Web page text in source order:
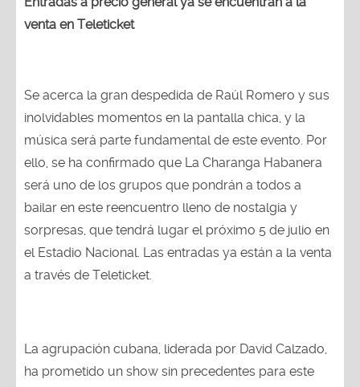
venta en Teleticket
inolvidables momentos en la pantalla chica, y la
música será parte fundamental de este evento. Por
ello, se ha confirmado que La Charanga Habanera
será uno de los grupos que pondrán a todos a
bailar en este reencuentro lleno de nostalgia y
sorpresas, que tendrá lugar el próximo 5 de julio en
el Estadio Nacional. Las entradas ya están a la venta
a través de Teleticket.
ha prometido un show sin precedentes para este
reencuentro muy esperado por varias generaciones